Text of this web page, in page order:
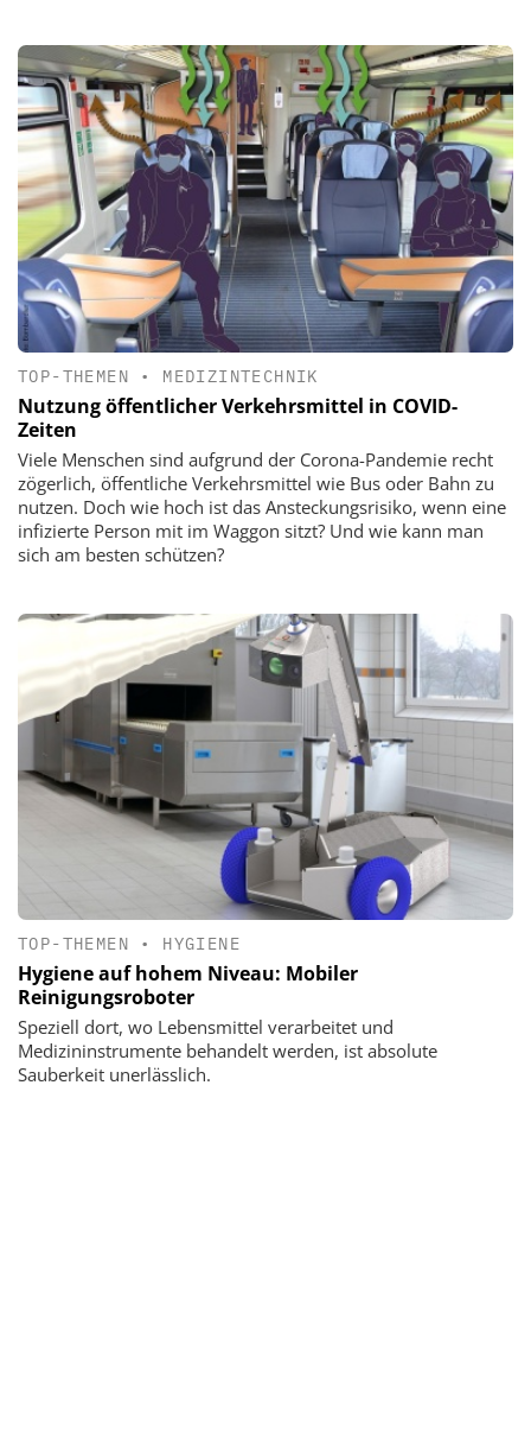
TOP-THEMEN • MEDIZINTECHNIK
Nutzung öffentlicher Verkehrsmittel in COVID-
Zeiten
Viele Menschen sind aufgrund der Corona-Pandemie recht
zögerlich, öffentliche Verkehrsmittel wie Bus oder Bahn zu
nutzen. Doch wie hoch ist das Ansteckungsrisiko, wenn eine
infizierte Person mit im Waggon sitzt? Und wie kann man
sich am besten schützen?
TOP-THEMEN • HYGIENE
Hygiene auf hohem Niveau: Mobiler
Reinigungsroboter
Speziell dort, wo Lebensmittel verarbeitet und
Medizininstrumente behandelt werden, ist absolute
Sauberkeit unerlässlich.